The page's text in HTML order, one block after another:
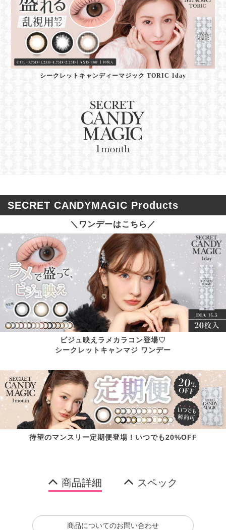
シークレットキャンディーマジック TORIC 1day
SECRET CANDYMAGIC Products
＼ワンデーはこちら／
ビジュ映えラメカラコン登場♡
シークレットキャンマジ ワンデー
待望のマンスリー定期便登場！いつでも20%OFF
商品詳細 スペック
商品についてのお問い合わせ